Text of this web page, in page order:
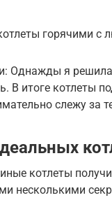
горячими с
Однажды я решила
В итоге котлеты
слежу за
котлеты
несколькими